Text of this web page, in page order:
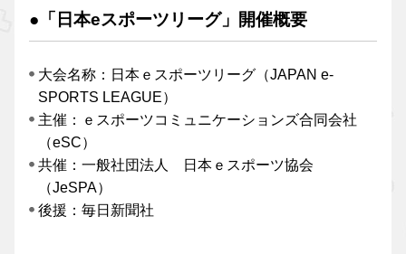
●「日本eスポーツリーグ」開催概要
大会名称：日本ｅスポーツリーグ（JAPAN e-
SPORTS LEAGUE）
主催：ｅスポーツコミュニケーションズ合同会社
（eSC）
共催：一般社団法人 日本ｅスポーツ協会
（JeSPA）
後援：毎日新聞社